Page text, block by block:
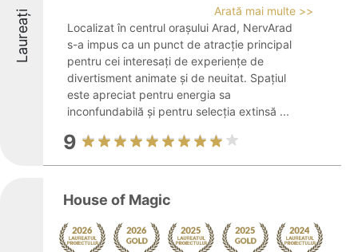
Laureați
Arată mai multe >>
Localizat în centrul orașului Arad, NervArad
s-a impus ca un punct de atracție principal
pentru cei interesați de experiențe de
divertisment animate și de neuitat. Spațiul
este apreciat pentru energia sa
inconfundabilă și pentru selecția extinsă ...
9
House of Magic